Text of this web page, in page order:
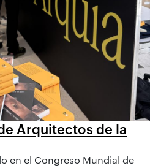
Arquitectos de la
en el Congreso Mundial de